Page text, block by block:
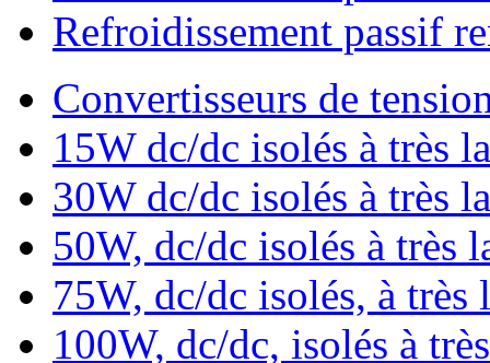
Refroidissement passif
Convertisseurs de
15W dc/dc isolés à très
30W dc/dc isolés à très
50W, dc/dc isolés à très
75W, dc/dc isolés, à très
100W, dc/dc, isolés à